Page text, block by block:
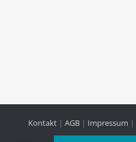
Kontakt| AGB| Impressum |